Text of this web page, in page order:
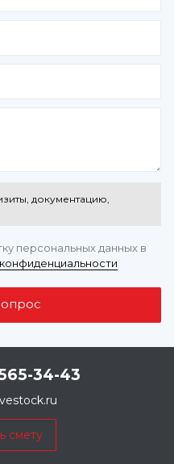
документацию,
персональных данных в
34-43